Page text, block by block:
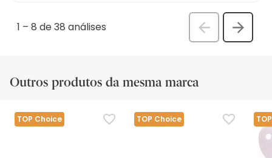
1 – 8 de 38 análises
Anterior
Outros produtos da mesma marca
TOP Choice TOP Choice